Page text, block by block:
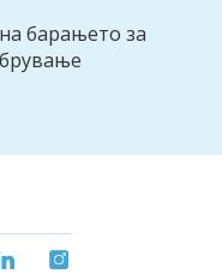
барањето за